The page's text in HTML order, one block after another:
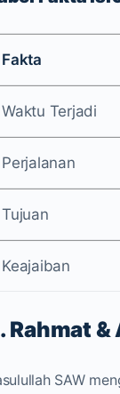
Fakta
Waktu Terjadi
Perjalanan
Tujuan
Keajaiban
Rahmat
SAW